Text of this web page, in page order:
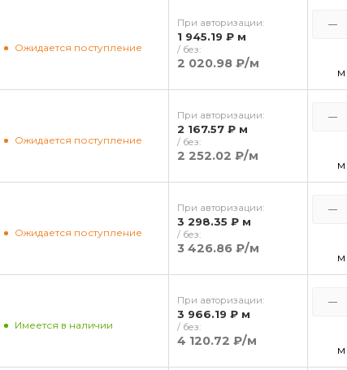
Ожидается поступление
При авторизации:
1 945.19 ₽ м
/ без:
2 020.98 ₽/м
м
Ожидается поступление
При авторизации:
2 167.57 ₽ м
/ без:
2 252.02 ₽/м
м
Ожидается поступление
При авторизации:
3 298.35 ₽ м
/ без:
3 426.86 ₽/м
м
Имеется в наличии
При авторизации:
3 966.19 ₽ м
/ без:
4 120.72 ₽/м
м